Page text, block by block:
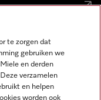
te zorgen dat
gebruiken we
en derden
verzamelen
en helpen
worden ook